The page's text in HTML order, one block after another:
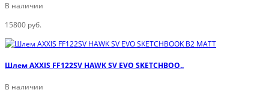
В наличии
15800 руб.
Шлем AXXIS FF122SV HAWK SV EVO SKETCHBOO..
В наличии